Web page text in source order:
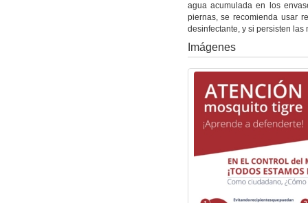
agua acumulada en los
piernas, se recomienda usar
desinfectante, y si persisten las
Imágenes